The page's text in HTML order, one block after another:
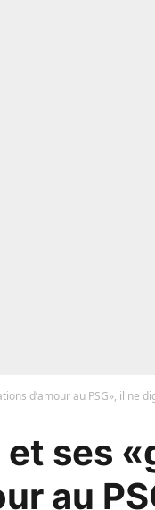
d’amour au PSG», il ne
et ses
au